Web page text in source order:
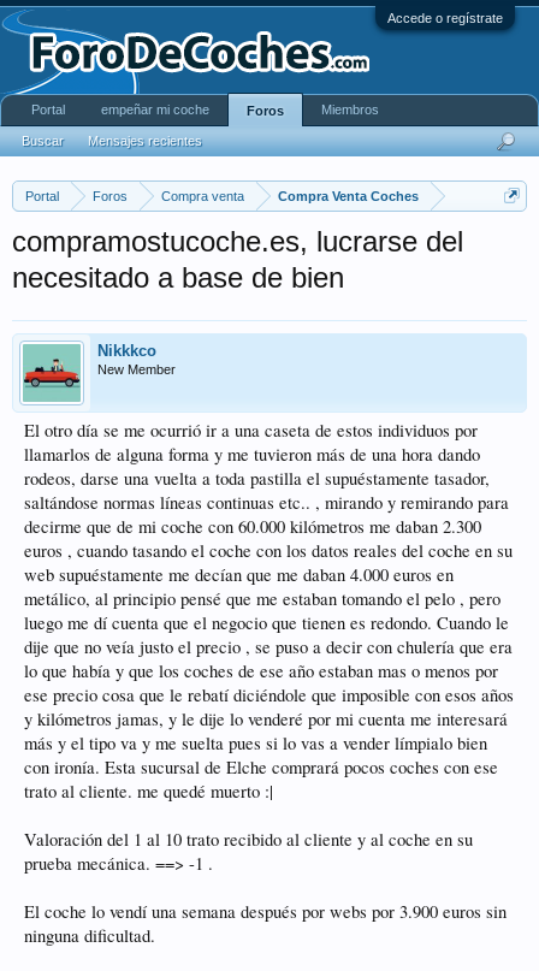
Accede o regístrate
Portal Foros Compra venta Compra Venta Coches
compramostucoche.es, lucrarse del
necesitado a base de bien
Nikkkco
New Member
El otro día se me ocurrió ir a una caseta de estos individuos por
llamarlos de alguna forma y me tuvieron más de una hora dando
rodeos, darse una vuelta a toda pastilla el supuéstamente tasador,
saltándose normas líneas continuas etc.. , mirando y remirando para
decirme que de mi coche con 60.000 kilómetros me daban 2.300
euros , cuando tasando el coche con los datos reales del coche en su
web supuéstamente me decían que me daban 4.000 euros en
metálico, al principio pensé que me estaban tomando el pelo , pero
luego me dí cuenta que el negocio que tienen es redondo. Cuando le
dije que no veía justo el precio , se puso a decir con chulería que era
lo que había y que los coches de ese año estaban mas o menos por
ese precio cosa que le rebatí diciéndole que imposible con esos años
y kilómetros jamas, y le dije lo venderé por mi cuenta me interesará
más y el tipo va y me suelta pues si lo vas a vender límpialo bien
con ironía. Esta sucursal de Elche comprará pocos coches con ese
trato al cliente. me quedé muerto :|
Valoración del 1 al 10 trato recibido al cliente y al coche en su
prueba mecánica. ==> -1 .
El coche lo vendí una semana después por webs por 3.900 euros sin
ninguna dificultad.
Portal empeñar mi coche Foros
Buscar Mensajes recientes
Miembros